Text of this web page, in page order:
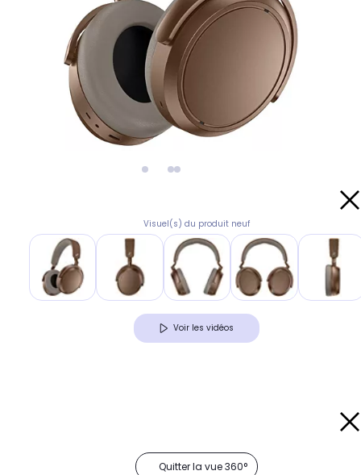
Visuel(s) du produit neuf
Voir les vidéos
Quitter la vue 360°